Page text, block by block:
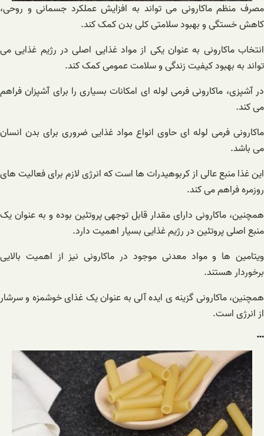
مصرف منظم ماکارونی می تواند به افزایش عملکرد جسمانی و روحی،
کاهش خستگی و بهبود سلامتی کلی بدن کمک کند.
انتخاب ماکارونی به عنوان یکی از مواد غذایی اصلی در رژیم غذایی می
تواند به بهبود کیفیت زندگی و سلامت عمومی کمک کند.
در آشپزی، ماکارونی فرمی لوله ای امکانات بسیاری را برای آشپزان فراهم
می کند.
ماکارونی فرمی لوله ای حاوی انواع مواد غذایی ضروری برای بدن انسان
می باشد.
این غذا منبع عالی از کربوهیدرات ها است که انرژی لازم برای فعالیت های
روزمره فراهم می کند.
همچنین، ماکارونی دارای مقدار قابل توجهی پروتئین بوده و به عنوان یک
منبع اصلی پروتئین در رژیم غذایی بسیار اهمیت دارد.
ویتامین ها و مواد معدنی موجود در ماکارونی نیز از اهمیت بالایی
برخوردار هستند.
همچنین، ماکارونی گزینه ی ایده آلی به عنوان یک غذای خوشمزه و سرشار
از انرژی است.
…